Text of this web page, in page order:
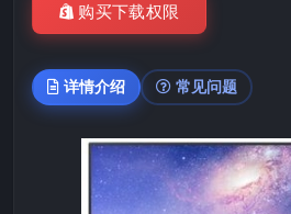
购买下载权限
详情介绍 常见问题